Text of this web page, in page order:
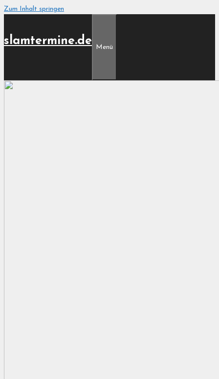
Zum Inhalt springen
slamtermine.de
Menü